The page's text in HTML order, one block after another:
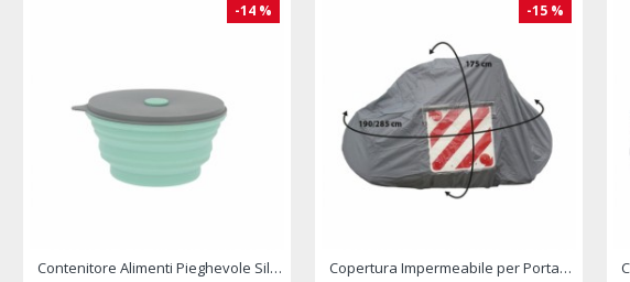
-14 %
Contenitore Alimenti Pieghevole Silicone Tipo Tupperware
-15 %
Copertura Impermeabile per Portabici Posteriore Camper 2–3 Biciclette